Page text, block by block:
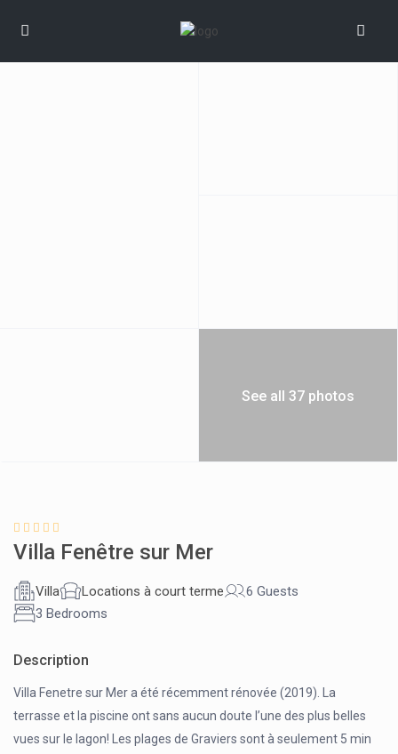
See all 37 photos
Villa Fenêtre sur Mer
Villa Locations à court terme
6 Guests
3 Bedrooms
Description
Villa Fenetre sur Mer a été récemment rénovée (2019). La
terrasse et la piscine ont sans aucun doute l’une des plus belles
vues sur le lagon! Les plages de Graviers sont à seulement 5 min